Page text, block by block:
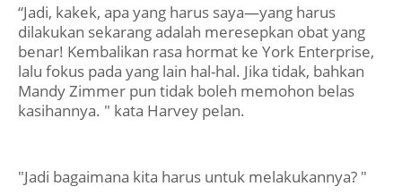
“Jadi, kakek, apa yang harus saya—yang harus
dilakukan sekarang adalah meresepkan obat yang
benar! Kembalikan rasa hormat ke York Enterprise,
lalu fokus pada yang lain hal-hal. Jika tidak, bahkan
Mandy Zimmer pun tidak boleh memohon belas
kasihannya. " kata Harvey pelan.
"Jadi bagaimana kita harus untuk melakukannya? "